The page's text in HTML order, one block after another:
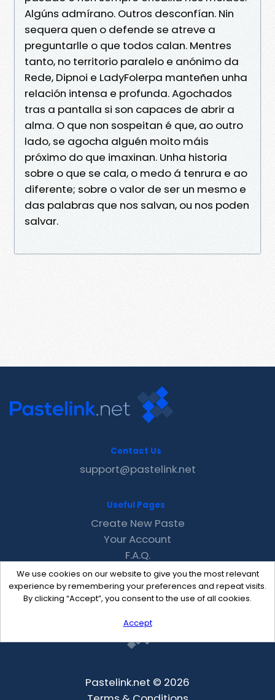
Algúns admírano. Outros desconfían. Nin
sequera quen o defende se atreve a
preguntarlle o que todos calan. Mentres
tanto, no territorio paralelo e anónimo da
Rede, Dipnoi e LadyFolerpa manteñen unha
relación intensa e profunda. Agochados
tras a pantalla si son capaces de abrir a
alma. O que non sospeitan é que, ao outro
lado, se agocha alguén moito máis
próximo do que imaxinan. Unha historia
sobre o que se cala, o medo á tenrura e ao
diferente; sobre o valor de ser un mesmo e
das palabras que nos salvan, ou nos poden
salvar.
We use cookies on our website to give you the most relevant
experience by remembering your preferences and repeat visits.
By clicking “Accept”, you consent to the use of all cookies.
Accept
Contact Us
support@pastelink.net
Useful Pages
Create New Paste
Your Account
F.A.Q.
Recent
Contact
Pastelink.net © 2026